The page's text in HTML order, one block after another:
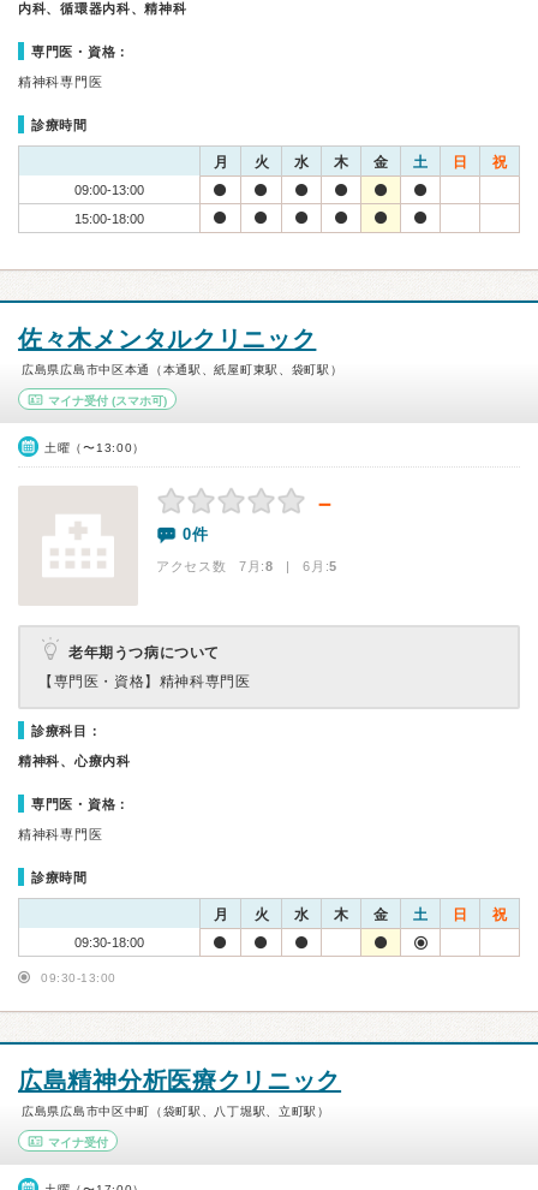
内科、循環器内科、精神科
専門医・資格：
精神科専門医
診療時間
月 火 水 木 金 土 日 祝
09:00-13:00
15:00-18:00
佐々木メンタルクリニック
広島県広島市中区本通（本通駅、紙屋町東駅、袋町駅）
マイナ受付 (スマホ可)
土曜（〜13:00）
－
0件
アクセス数 7月:8 | 6月:5
老年期うつ病について
【専門医・資格】 精神科専門医
診療科目：
精神科、心療内科
専門医・資格：
精神科専門医
診療時間
月 火 水 木 金 土 日 祝
09:30-18:00
09:30-13:00
広島精神分析医療クリニック
広島県広島市中区中町（袋町駅、八丁堀駅、立町駅）
マイナ受付